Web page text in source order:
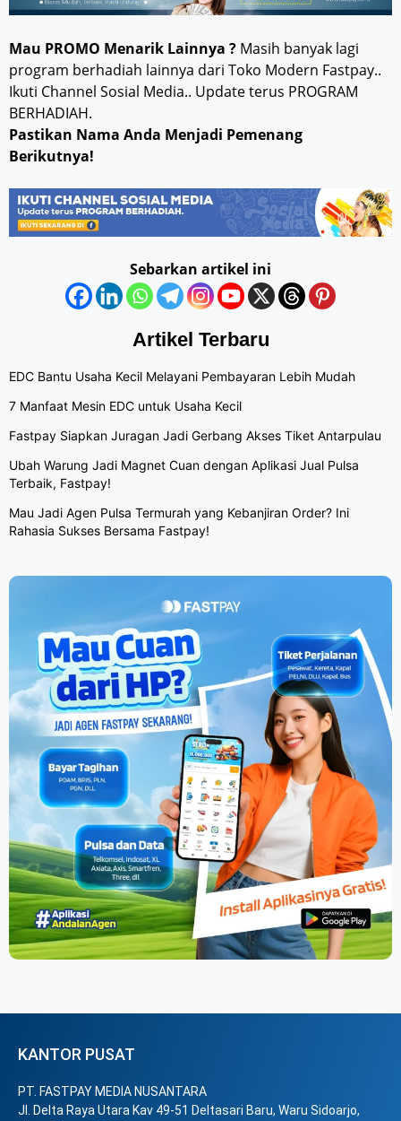
Mau PROMO Menarik Lainnya ? Masih banyak lagi
program berhadiah lainnya dari Toko Modern Fastpay..
Ikuti Channel Sosial Media.. Update terus PROGRAM
BERHADIAH.
Pastikan Nama Anda Menjadi Pemenang
Berikutnya!
Sebarkan artikel ini
Artikel Terbaru
EDC Bantu Usaha Kecil Melayani Pembayaran Lebih Mudah
7 Manfaat Mesin EDC untuk Usaha Kecil
Fastpay Siapkan Juragan Jadi Gerbang Akses Tiket Antarpulau
Ubah Warung Jadi Magnet Cuan dengan Aplikasi Jual Pulsa
Terbaik, Fastpay!
Mau Jadi Agen Pulsa Termurah yang Kebanjiran Order? Ini
Rahasia Sukses Bersama Fastpay!
KANTOR PUSAT
PT. FASTPAY MEDIA NUSANTARA
Jl. Delta Raya Utara Kav 49-51 Deltasari Baru, Waru Sidoarjo,